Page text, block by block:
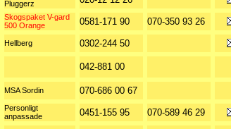
Pluggerz
Skogspaket V-gard
500 Orange
0581-171 90 070-350 93 26
Hellberg
0302-244 50
042-881 00
MSA Sordin 070-686 00 67
Personligt
anpassade
0451-155 95 070-589 46 29